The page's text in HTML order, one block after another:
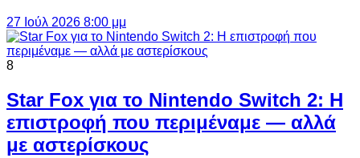
27 Ιούλ 2026 8:00 μμ
8
Star Fox για το Nintendo Switch 2: Η
επιστροφή που περιμέναμε — αλλά
με αστερίσκους